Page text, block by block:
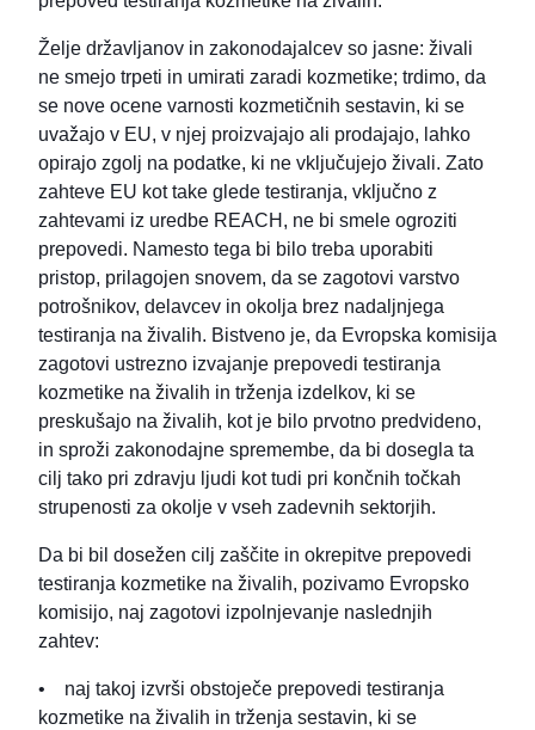
Želje državljanov in zakonodajalcev so jasne: živali
ne smejo trpeti in umirati zaradi kozmetike; trdimo, da
se nove ocene varnosti kozmetičnih sestavin, ki se
uvažajo v EU, v njej proizvajajo ali prodajajo, lahko
opirajo zgolj na podatke, ki ne vključujejo živali. Zato
zahteve EU kot take glede testiranja, vključno z
zahtevami iz uredbe REACH, ne bi smele ogroziti
prepovedi. Namesto tega bi bilo treba uporabiti
pristop, prilagojen snovem, da se zagotovi varstvo
potrošnikov, delavcev in okolja brez nadaljnjega
testiranja na živalih. Bistveno je, da Evropska komisija
zagotovi ustrezno izvajanje prepovedi testiranja
kozmetike na živalih in trženja izdelkov, ki se
preskušajo na živalih, kot je bilo prvotno predvideno,
in sproži zakonodajne spremembe, da bi dosegla ta
cilj tako pri zdravju ljudi kot tudi pri končnih točkah
strupenosti za okolje v vseh zadevnih sektorjih.
Da bi bil dosežen cilj zaščite in okrepitve prepovedi
testiranja kozmetike na živalih, pozivamo Evropsko
komisijo, naj zagotovi izpolnjevanje naslednjih
zahtev:
• naj takoj izvrši obstoječe prepovedi testiranja
kozmetike na živalih in trženja sestavin, ki se